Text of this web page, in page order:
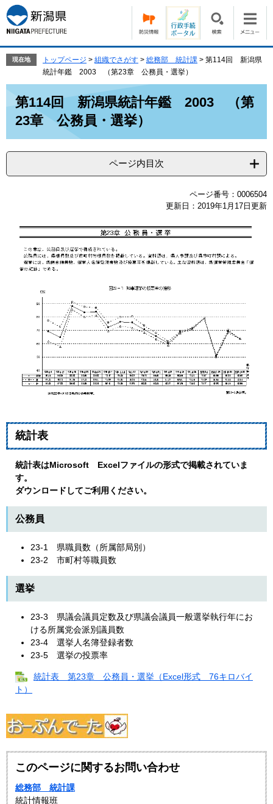
ー
ジ
の
で
す。
ニ
ュ
ー
ば
現在地 トップページ > 組織でさがす > 総務部 統計課 > 第114回 新潟県
統計年鑑 2003 （第23章 公務員・選挙）
第114回 新潟県統計年鑑 2003 （第
23章 公務員・選挙）
ページ内目次
ページ番号：0006504
更新日：2019年1月17日更新
統計表
統計表はMicrosoft Excelファイルの形式で掲載されていま
す。
ダウンロードしてご利用ください。
公務員
23-1 県職員数（所属部局別）
23-2 市町村等職員数
選挙
23-3 県議会議員定数及び県議会議員一般選挙執行年にお
ける所属党会派別議員数
23-4 選挙人名簿登録者数
23-5 選挙の投票率
統計表 第23章 公務員・選挙（Excel形式 76キロバイ
ト）
このページに関するお問い合わせ
総務部 統計課
統計情報班